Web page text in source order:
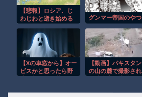
【悲報】ロシア、じ
わじわと逝き始める
グンマー帝国のやつ
【Xの車窓から】オー
ビスかと思ったら野
【動画】パキスタン
の山の麓で撮影され